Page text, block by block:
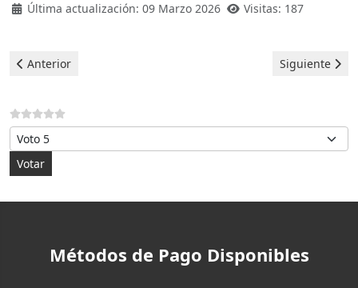
Última actualización: 09 Marzo 2026
Visitas: 187
Artículo anterior: Hotpoint Lavavajillas - Error F07
Anterior Artículo
Siguiente
Por favor, vote
Métodos de Pago Disponibles